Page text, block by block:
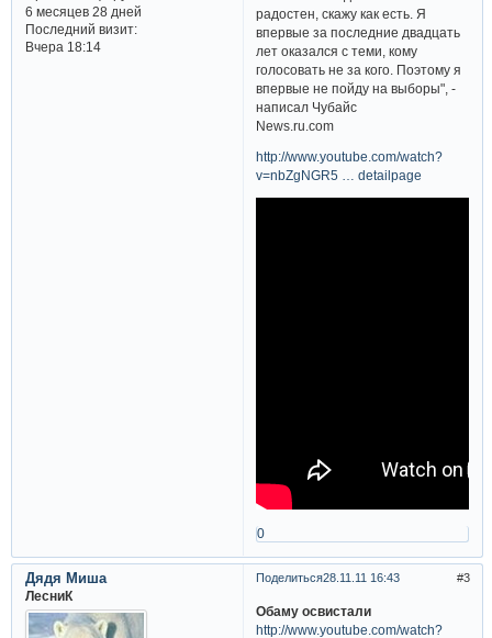
6 месяцев 28 дней
Последний визит:
Вчера 18:14
радостен, скажу как есть. Я
впервые за последние двадцать
лет оказался с теми, кому
голосовать не за кого. Поэтому я
впервые не пойду на выборы", -
написал Чубайс
News.ru.com
http://www.youtube.com/watch?
v=nbZgNGR5 … detailpage
0
Поделиться 3
28.11.11 16:43
Дядя Миша
ЛесниК
Обаму освистали
http://www.youtube.com/watch?